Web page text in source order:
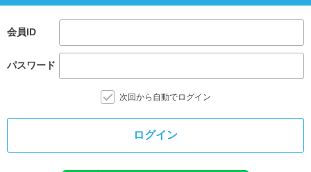
会員ID
パスワード
次回から自動でログイン
ログイン